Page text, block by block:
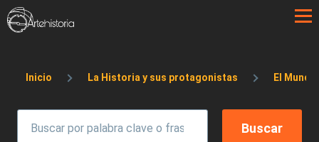
Pasar al contenido principal
Sobrescribir enlaces de ayuda a la
Inicio La Historia y sus protagonistas El